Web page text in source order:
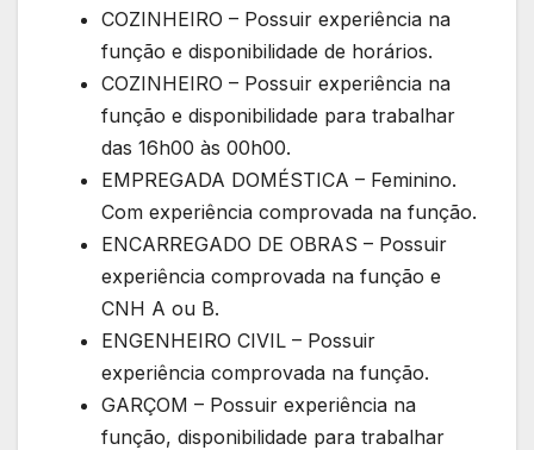
COZINHEIRO – Possuir experiência na
função e disponibilidade de horários.
COZINHEIRO – Possuir experiência na
função e disponibilidade para trabalhar
das 16h00 às 00h00.
EMPREGADA DOMÉSTICA – Feminino.
Com experiência comprovada na função.
ENCARREGADO DE OBRAS – Possuir
experiência comprovada na função e
CNH A ou B.
ENGENHEIRO CIVIL – Possuir
experiência comprovada na função.
GARÇOM – Possuir experiência na
função, disponibilidade para trabalhar